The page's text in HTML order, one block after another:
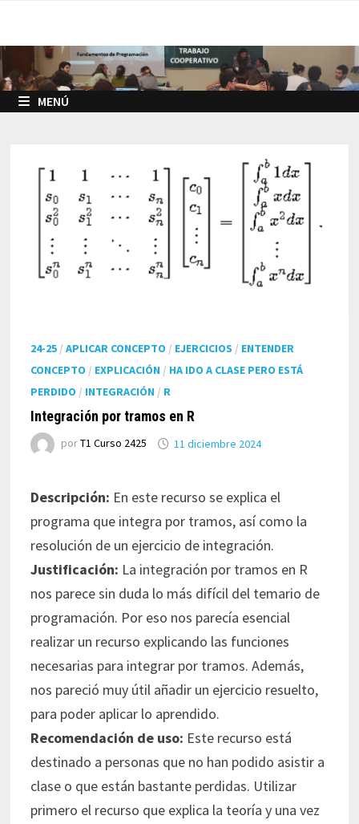
contenido
MENÚ
24-25 /APLICAR CONCEPTO / EJERCICIOS / ENTENDER
CONCEPTO / EXPLICACIÓN / HA IDO A CLASE PERO ESTÁ
PERDIDO / INTEGRACIÓN / R
Integración por tramos en R
porT1 Curso 2425 11 diciembre 2024
Descripción: En este recurso se explica el
programa que integra por tramos, así como la
resolución de un ejercicio de integración.
Justificación: La integración por tramos en R
nos parece sin duda lo más difícil del temario de
programación. Por eso nos parecía esencial
realizar un recurso explicando las funciones
necesarias para integrar por tramos. Además,
nos pareció muy útil añadir un ejercicio resuelto,
para poder aplicar lo aprendido.
Recomendación de uso: Este recurso está
destinado a personas que no han podido asistir a
clase o que están bastante perdidas. Utilizar
primero el recurso que explica la teoría y una vez